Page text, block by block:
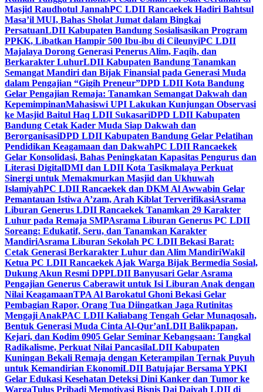
Masjid Raudhotul JannahPC LDII Rancaekek Hadiri Bahtsul
Masa’il MUI, Bahas Sholat Jumat dalam Bingkai
PersatuanLDII Kabupaten Bandung Sosialisasikan Program
PPKK, Libatkan Hampir 500 Ibu-ibu di CileunyiPC LDII
Majalaya Dorong Generasi Penerus Alim, Faqih, dan
Berkarakter LuhurLDII Kabupaten Bandung Tanamkan
Semangat Mandiri dan Bijak Finansial pada Generasi Muda
dalam Pengajian “Gigih Preneur”DPD LDII Kota Bandung
Gelar Pengajian Remaja: Tanamkan Semangat Dakwah dan
KepemimpinanMahasiswi UPI Lakukan Kunjungan Observasi
ke Masjid Baitul Haq LDII SukasariDPD LDII Kabupaten
Bandung Cetak Kader Muda Siap Dakwah dan
BerorganisasiDPD LDII Kabupaten Bandung Gelar Pelatihan
Pendidikan Keagamaan dan DakwahPC LDII Rancaekek
Gelar Konsolidasi, Bahas Peningkatan Kapasitas Pengurus dan
Literasi DigitalDMI dan LDII Kota Tasikmalaya Perkuat
Sinergi untuk Memakmurkan Masjid dan Ukhuwah
IslamiyahPC LDII Rancaekek dan DKM Al Awwabin Gelar
Pemantauan Istiwa A’zam, Arah Kiblat TerverifikasiAsrama
Liburan Generus LDII Rancaekek Tanamkan 29 Karakter
Luhur pada Remaja SMPAsrama Liburan Generus PC LDII
Soreang: Edukatif, Seru, dan Tanamkan Karakter
MandiriAsrama Liburan Sekolah PC LDII Bekasi Barat:
Cetak Generasi Berkarakter Luhur dan Alim MandiriWakil
Ketua PC LDII Rancaekek Ajak Warga Bijak Bermedia Sosial,
Dukung Akun Resmi DPPLDII Banyusari Gelar Asrama
Pengajian Generus Caberawit untuk Isi Liburan Anak dengan
Nilai KeagamaanTPA Al Barokatul Ghoni Bekasi Gelar
Pembagian Rapor, Orang Tua Diingatkan Jaga Rutinitas
Mengaji AnakPAC LDII Kaliabang Tengah Gelar Munaqosah,
Bentuk Generasi Muda Cinta Al-Qur’anLDII Balikpapan,
Kejari, dan Kodim 0905 Gelar Seminar Kebangsaan: Tangkal
Radikalisme, Perkuat Nilai PancasilaLDII Kabupaten
Kuningan Bekali Remaja dengan Keterampilan Ternak Puyuh
untuk Kemandirian EkonomiLDII Batujajar Bersama YPKI
Gelar Edukasi Kesehatan Deteksi Dini Kanker dan Tumor ke
WargaTulus Pribadi Memotivasi Bisnis Dai Daiyah LDII di